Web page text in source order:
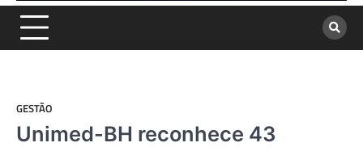
GESTÃO
Unimed-BH reconhece 43